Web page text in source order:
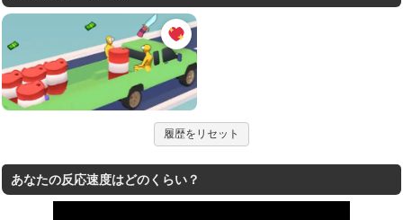
履歴をリセット
あなたの反応速度はどのくらい？